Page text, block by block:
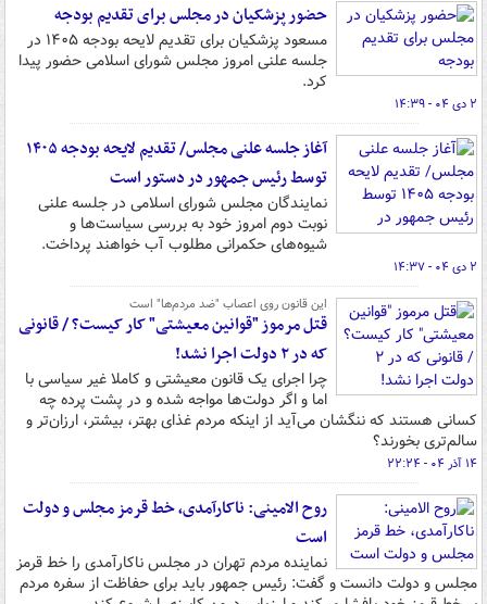
حضور پزشکیان در مجلس برای تقدیم بودجه
مسعود پزشکیان برای تقدیم لایحه بودجه ۱۴۰۵ در
جلسه علنی امروز مجلس شورای اسلامی حضور پیدا
کرد.
۲ دی ۰۴ - ۱۴:۳۹
آغاز جلسه علنی مجلس/ تقدیم لایحه بودجه ۱۴۰۵
توسط رئیس جمهور در دستور است
نمایندگان مجلس شورای اسلامی در جلسه علنی
نوبت دوم امروز خود به بررسی سیاست‌ها و
شیوه‌های حکمرانی مطلوب آب خواهند پرداخت.
۲ دی ۰۴ - ۱۴:۳۷
این قانون روی اعصاب "ضد مردم‌ها" است
قتل مرموز "قوانین معیشتی" کار کیست؟ / قانونی
که در ۲ دولت اجرا نشد!
چرا اجرای یک قانون معیشتی و کاملا غیر سیاسی با
اما و اگر دولت‌ها مواجه شده و در پشت پرده چه
کسانی هستند که ننگشان می‌آید از اینکه مردم غذای بهتر، بیشتر، ارزان‌تر و
سالم‌تری بخورند؟
۱۴ آذر ۰۴ - ۲۲:۲۴
روح الامینی: ناکارآمدی، خط قرمز مجلس و دولت
است
نماینده مردم تهران در مجلس ناکارآمدی را خط قرمز
مجلس و دولت دانست و گفت: رئیس جمهور باید برای حفاظت از سفره مردم